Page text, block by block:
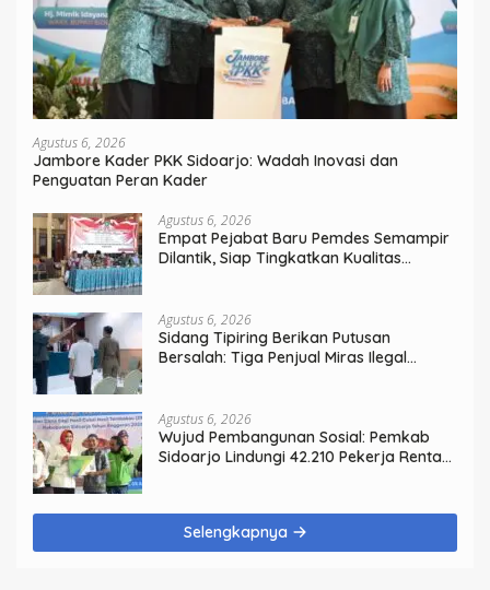
Agustus 6, 2026
Jambore Kader PKK Sidoarjo: Wadah Inovasi dan
Penguatan Peran Kader
Agustus 6, 2026
Empat Pejabat Baru Pemdes Semampir
Dilantik, Siap Tingkatkan Kualitas
Agustus 6, 2026
Sidang Tipiring Berikan Putusan
Bersalah: Tiga Penjual Miras Ilegal
Agustus 6, 2026
Wujud Pembangunan Sosial: Pemkab
Sidoarjo Lindungi 42.210 Pekerja Rentan
Selengkapnya